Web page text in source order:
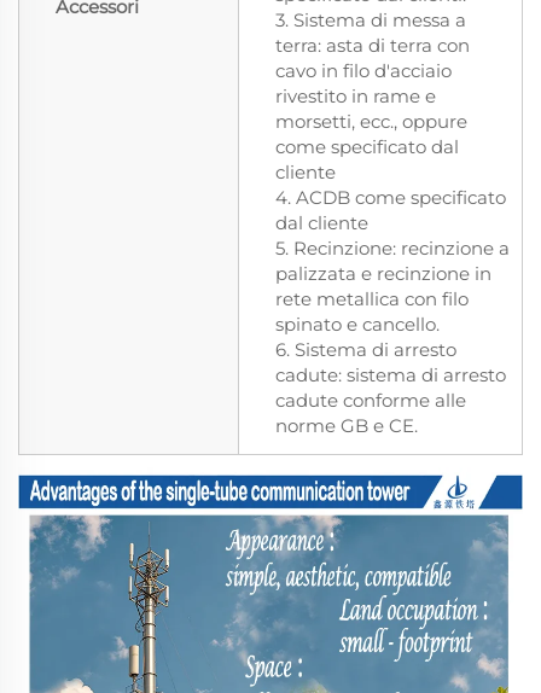
Accessori
3. Sistema di messa a
terra: asta di terra con
cavo in filo d'acciaio
rivestito in rame e
morsetti, ecc., oppure
come specificato dal
cliente
4. ACDB come specificato
dal cliente
5. Recinzione: recinzione a
palizzata e recinzione in
rete metallica con filo
spinato e cancello.
6. Sistema di arresto
cadute: sistema di arresto
cadute conforme alle
norme GB e CE.